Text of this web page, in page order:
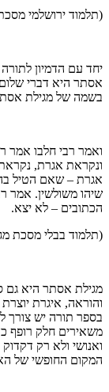
(תלמוד ירושלמי
יחד עם הדמיון
אסתר היא דברי
בשמה של מגילת
ואמר רבי חלבו אמר
ונקראת אגרת,
אגרת – שאם הטיל
שיהו משולשין. אמר
הכתובים – לא יצא.
(תלמוד בבלי מסכת
מגילת אסתר היא גם
והוראה, איגרת
בספר תורה יש צורך
משאירים חלק רופף
ואנושי ולא רק
המקום החופשי של